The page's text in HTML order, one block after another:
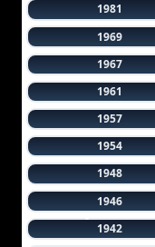
1981
1969
1967
1961
1957
1954
1948
1946
1942